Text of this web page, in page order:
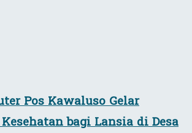
Pos Kawaluso Gelar
bagi Lansia di Desa